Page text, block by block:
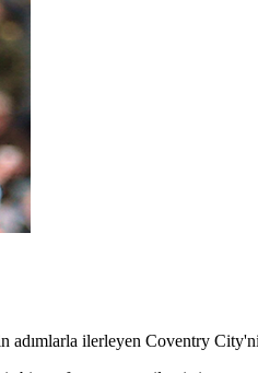
ilerleyen Coventry